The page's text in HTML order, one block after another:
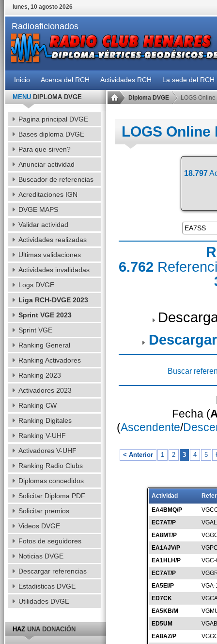
lunes, 10 agosto 2026
Radioaficionados
Inicio Acerca del RCH Actividades RCH La sede del RCH
Diploma DVGE LOGS Online
LOGS Online
18.797
6.762
Buscar
Fecha (
(Ascendente/
< Anterior 1 2 3 4 5
Actividad
EA4BMQ/P
EC7AT/P
EA8MT/P
EA1AJV/P
EA1HLH/P
EC7AT/P
EA5EI/P
ED7CK
EA5KB/M
ED5UM
EA8AZ/P
MENUDIPLOMA DVGE
Pagina principal DVGE
Bases diploma DVGE
Para que sirven?
Anunciar actividad
Buscador de referencias
Acreditaciones IGN
DVGE MAPS
Validar actividad
Actividades realizadas
Ultimas validaciones
Actividades invalidadas
Logs DVGE
Liga RCH-DVGE 2023
Sprint VGE 2023
Sprint VGE
Ranking General
Ranking Activadores
Ranking 2023
Activadores 2023
Ranking CW
Ranking Digitales
Ranking V-UHF
Activadores V-UHF
Ranking Radio Clubs
Diplomas concedidos
Solicitar Diploma PDF
Solicitar premios
Videos DVGE
Fotos de seguidores
Noticias DVGE
Descargar referencias
Estadisticas DVGE
Utilidades DVGE
HAZUNA DONACIÓN